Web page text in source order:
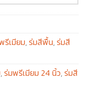
รีเมียม,ร่มสีพื้น,ร่มสี
,ร่มพรีเมียม 24 นิ้ว,ร่มสี